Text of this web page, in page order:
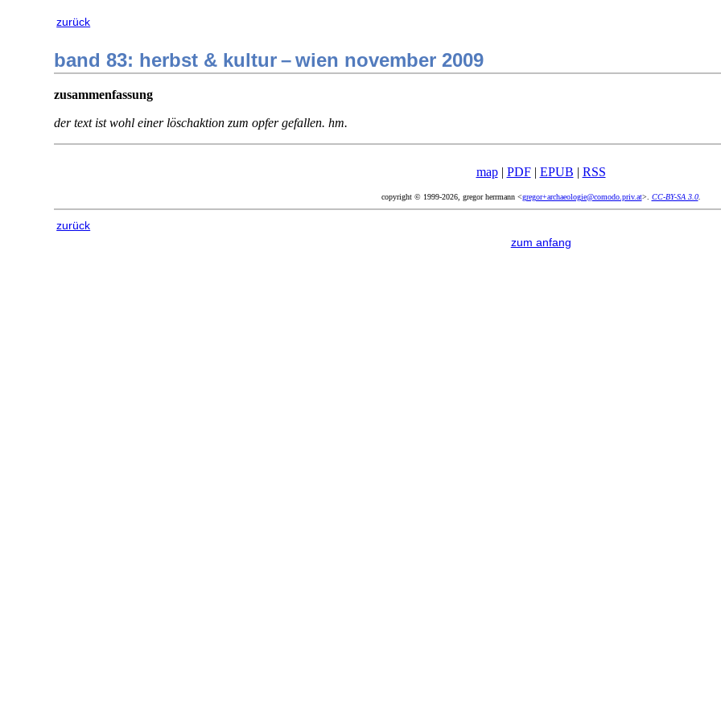
zurück
band 83: herbst & kultur – wien november 2009
zusammenfassung
der text ist wohl einer löschaktion zum opfer gefallen. hm.
map| PDF| EPUB | RSS
copyright © 1999-2026, gregor herrmann <gregor+archaeologie@comodo.priv.at>. CC-BY-SA 3.0.
zurück
zum anfang